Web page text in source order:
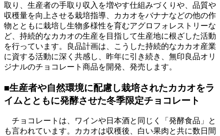
取り、生産者の手取り収入を増やす仕組みづくりや、品質や
収穫量を向上させる栽培指導、カカオをバナナなどの他の作
物とともに栽培し生物多様性を育むアグロフォレストリーな
ど、持続的なカカオの生産を目指して生産地に根ざした活動
を行っています。良品計画は、こうした持続的なカカオ産業
に資する活動に深く共感し、昨年に引き続き、無印良品オリ
ジナルのチョコレート商品を開発、発売します。
■生産者や自然環境に配慮し栽培されたカカオをラ
イムとともに発酵させた冬季限定チョコレート
チョコレートは、ワインや日本酒と同じく「発酵食品」と
も言われています。カカオは収穫後、白い果肉と共に数日間